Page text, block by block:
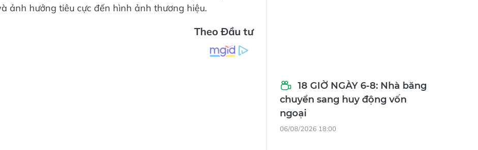
ảnh hưởng tiêu cực đến hình ảnh thương hiệu.
Theo Đầu tư
18 GIỜ NGÀY 6-8: Nhà băng
chuyển sang huy động vốn
ngoại
06/08/2026 18:00